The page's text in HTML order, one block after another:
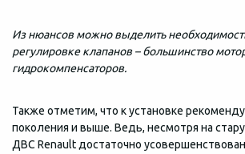
Из нюансов можно выделить
регулировке клапанов – большинство
гидрокомпенсаторов.
Также отметим, что к установке
поколения и выше. Ведь, несмотря на
ДВС Renault достаточно